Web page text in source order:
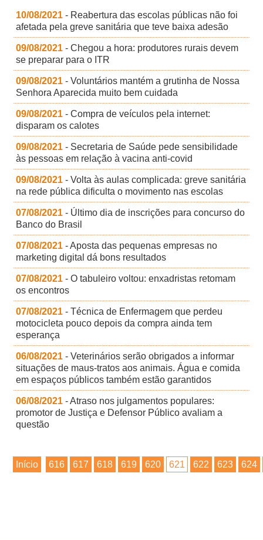
10/08/2021 - Reabertura das escolas públicas não foi
afetada pela greve sanitária que teve baixa adesão
09/08/2021 - Chegou a hora: produtores rurais devem
se preparar para o ITR
09/08/2021 - Voluntários mantém a grutinha de Nossa
Senhora Aparecida muito bem cuidada
09/08/2021 - Compra de veículos pela internet:
disparam os calotes
09/08/2021 - Secretaria de Saúde pede sensibilidade
às pessoas em relação à vacina anti-covid
09/08/2021 - Volta às aulas complicada: greve sanitária
na rede pública dificulta o movimento nas escolas
07/08/2021 - Último dia de inscrições para concurso do
Banco do Brasil
07/08/2021 - Aposta das pequenas empresas no
marketing digital dá bons resultados
07/08/2021 - O tabuleiro voltou: enxadristas retomam
os encontros
07/08/2021 - Técnica de Enfermagem que perdeu
motocicleta pouco depois da compra ainda tem
esperança
06/08/2021 - Veterinários serão obrigados a informar
situações de maus-tratos aos animais. Água e comida
em espaços públicos também estão garantidos
06/08/2021 - Atraso nos julgamentos populares:
promotor de Justiça e Defensor Público avaliam a
questão
Início 616 617 618 619 620 621 622 623 624